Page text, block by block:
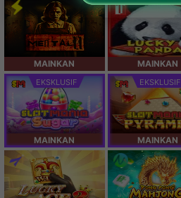
MAINKAN MAINKAN
EKSKLUSIF
MAINKAN
EKSKLUSIF
MAINKAN